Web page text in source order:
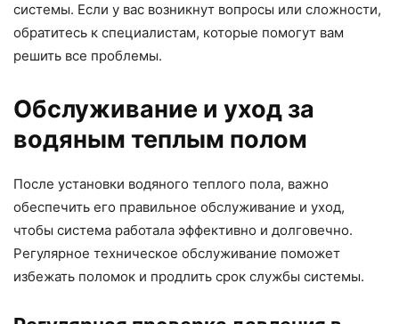
системы. Если у вас возникнут вопросы или сложности,
обратитесь к специалистам, которые помогут вам
решить все проблемы.
Обслуживание и уход за
водяным теплым полом
После установки водяного теплого пола, важно
обеспечить его правильное обслуживание и уход,
чтобы система работала эффективно и долговечно.
Регулярное техническое обслуживание поможет
избежать поломок и продлить срок службы системы.